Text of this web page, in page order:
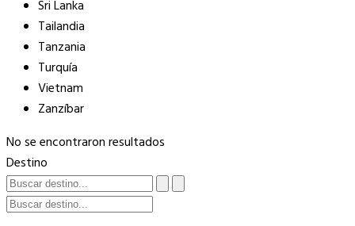
Sri Lanka
Tailandia
Tanzania
Turquía
Vietnam
Zanzíbar
No se encontraron resultados
Destino